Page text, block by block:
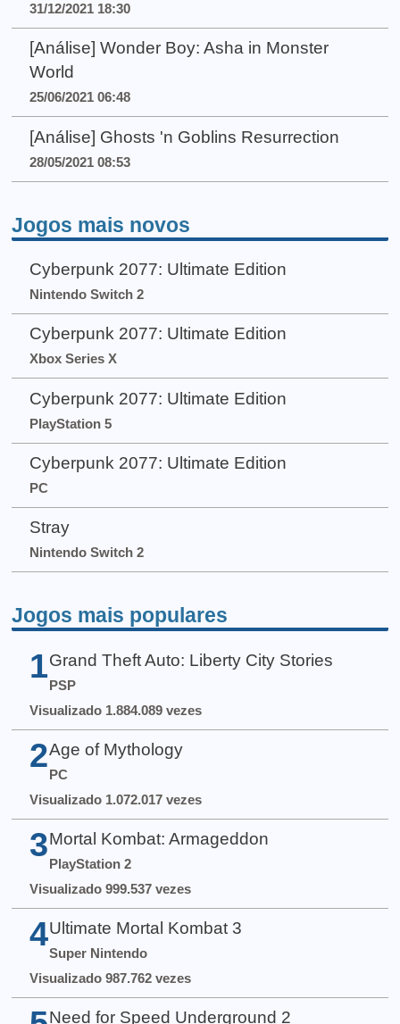
31/12/2021 18:30
[Análise] Wonder Boy: Asha in Monster
World
25/06/2021 06:48
[Análise] Ghosts 'n Goblins Resurrection
28/05/2021 08:53
Jogos mais novos
Cyberpunk 2077: Ultimate Edition
Nintendo Switch 2
Cyberpunk 2077: Ultimate Edition
Xbox Series X
Cyberpunk 2077: Ultimate Edition
PlayStation 5
Cyberpunk 2077: Ultimate Edition
PC
Stray
Nintendo Switch 2
Jogos mais populares
1 Grand Theft Auto: Liberty City Stories
PSP
Visualizado 1.884.089 vezes
2 Age of Mythology
PC
Visualizado 1.072.017 vezes
3 Mortal Kombat: Armageddon
PlayStation 2
Visualizado 999.537 vezes
4 Ultimate Mortal Kombat 3
Super Nintendo
Visualizado 987.762 vezes
Need for Speed Underground 2